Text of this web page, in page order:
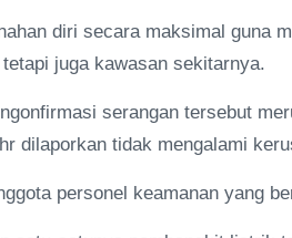
diri secara maksimal guna
juga kawasan sekitarnya.
serangan tersebut
dilaporkan tidak mengalami
personel keamanan yang